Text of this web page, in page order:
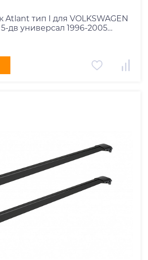
Atlant тип I для VOLKSWAGEN
дв универсал 1996-2005